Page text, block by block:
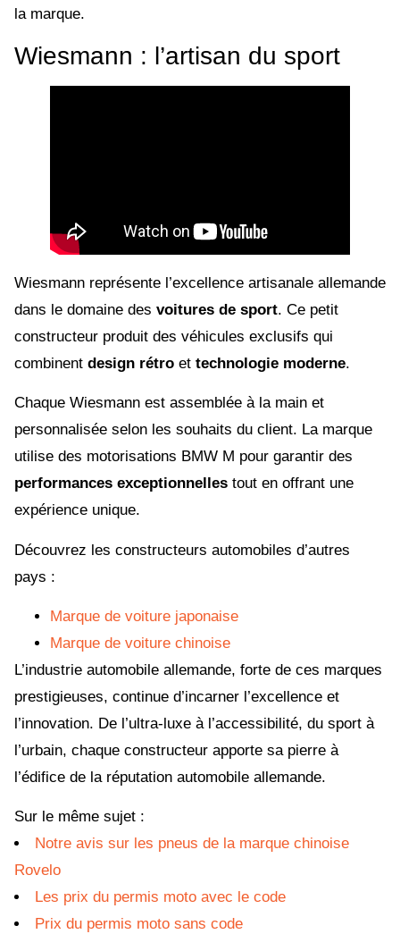
la marque.
Wiesmann : l’artisan du sport
Wiesmann représente l’excellence artisanale allemande
dans le domaine des voitures de sport. Ce petit
constructeur produit des véhicules exclusifs qui
combinent design rétro et technologie moderne.
Chaque Wiesmann est assemblée à la main et
personnalisée selon les souhaits du client. La marque
utilise des motorisations BMW M pour garantir des
performances exceptionnelles tout en offrant une
expérience unique.
Découvrez les constructeurs automobiles d’autres
pays :
Marque de voiture japonaise
Marque de voiture chinoise
L’industrie automobile allemande, forte de ces marques
prestigieuses, continue d’incarner l’excellence et
l’innovation. De l’ultra-luxe à l’accessibilité, du sport à
l’urbain, chaque constructeur apporte sa pierre à
l’édifice de la réputation automobile allemande.
Sur le même sujet :
Notre avis sur les pneus de la marque chinoise
Rovelo
Les prix du permis moto avec le code
Prix du permis moto sans code